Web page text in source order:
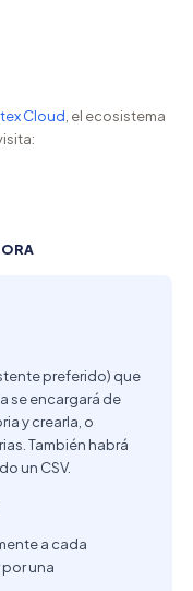
Cloud , el ecosistema
preferido) que
se encargará de
y crearla, o
También habrá
un CSV.
a cada
una